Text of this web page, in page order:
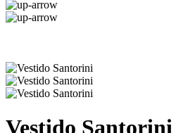
Vestido Santorini